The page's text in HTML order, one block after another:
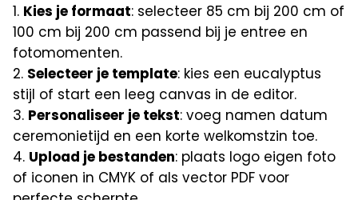
Kies je formaat: selecteer 85 cm bij 200 cm of
100 cm bij 200 cm passend bij je entree en
fotomomenten.
Selecteer je template: kies een eucalyptus
stijl of start een leeg canvas in de editor.
Personaliseer je tekst: voeg namen datum
ceremonietijd en een korte welkomstzin toe.
Upload je bestanden: plaats logo eigen foto
of iconen in CMYK of als vector PDF voor